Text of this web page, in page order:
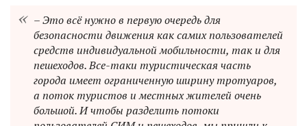
– Это всё нужно в первую очередь для
безопасности движения как самих пользователей
средств индивидуальной мобильности, так и для
пешеходов. Все-таки туристическая часть
города имеет ограниченную ширину тротуаров,
а поток туристов и местных жителей очень
большой. И чтобы разделить потоки